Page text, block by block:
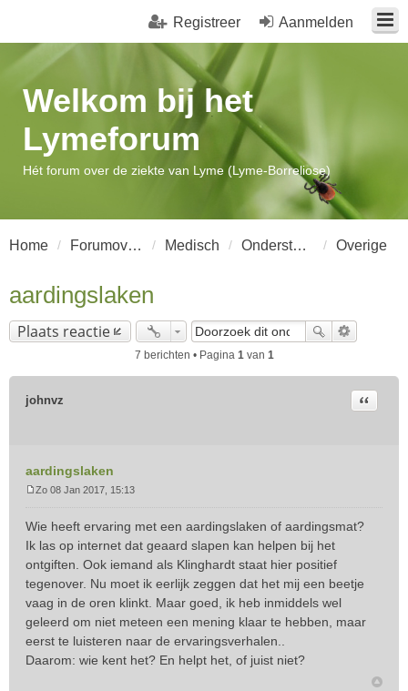
Aanmelden
Registreer
Welkom bij het
Lymeforum
Hét forum over de ziekte van Lyme (Lyme-Borreliose)
Home Forumoverzicht Medisch Ondersteunende Maatregelen bij de ziekte Overige
aardingslaken
Plaats reactie
7 berichten • Pagina 1van 1
johnvz
aardingslaken
Citeer
r
c
h
t
Zo 08 Jan 2017, 15:13
Wie heeft ervaring met een aardingslaken of aardingsmat?
Ik las op internet dat geaard slapen kan helpen bij het
ontgiften. Ook iemand als Klinghardt staat hier positief
tegenover. Nu moet ik eerlijk zeggen dat het mij een beetje
vaag in de oren klinkt. Maar goed, ik heb inmiddels wel
geleerd om niet meteen een mening klaar te hebben, maar
eerst te luisteren naar de ervaringsverhalen..
Daarom: wie kent het? En helpt het, of juist niet?